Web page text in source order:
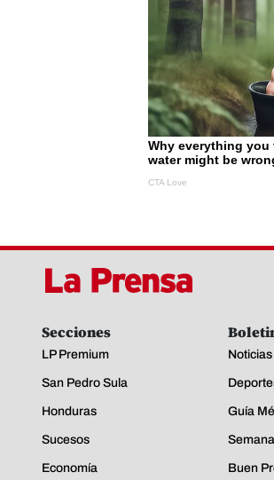
Secciones
LP Premium
San Pedro Sula
Honduras
Sucesos
Economía
Noticias
Guía
Buen